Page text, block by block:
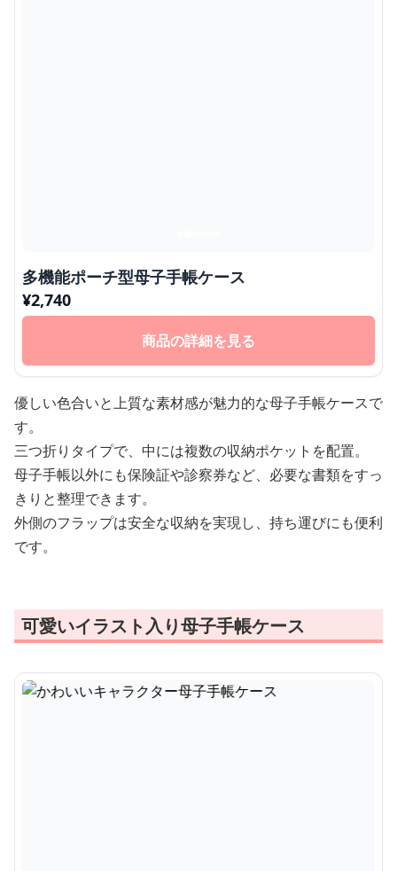
多機能ポーチ型母子手帳ケース
¥2,740
商品の詳細を見る
優しい色合いと上質な素材感が魅力的な母子手帳ケースで
す。
三つ折りタイプで、中には複数の収納ポケットを配置。
母子手帳以外にも保険証や診察券など、必要な書類をすっ
きりと整理できます。
外側のフラップは安全な収納を実現し、持ち運びにも便利
です。
可愛いイラスト入り母子手帳ケース